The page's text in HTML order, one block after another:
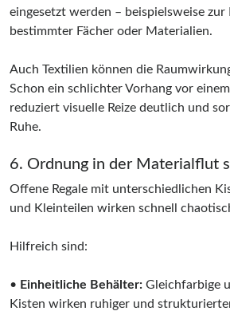
eingesetzt werden – beispielsweise zur
bestimmter Fächer oder Materialien.
Auch Textilien können die
Schon ein schlichter Vorhang vor
reduziert visuelle Reize deutlich und
Ruhe.
6. Ordnung in der Materialflut
Offene Regale mit unterschiedlichen
und Kleinteilen wirken schnell
Hilfreich sind:
• Einheitliche Behälter: Gleichfarbige
Kisten wirken ruhiger und